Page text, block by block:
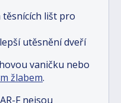
těsnících lišt pro
utěsnění dveří
vaničku nebo
žlabem.
F nejsou